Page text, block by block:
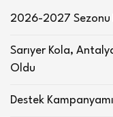
2026-2027 Sezonu
Sarıyer Kola,
Oldu
Destek